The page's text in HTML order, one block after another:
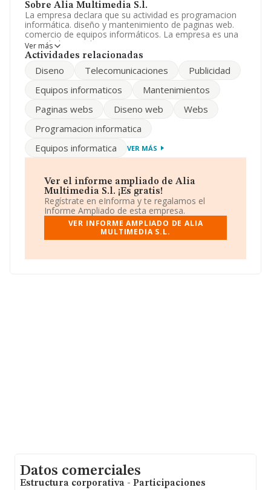
Sobre Alia Multimedia S.l.
La empresa declara que su actividad es programacion
informática. diseño y mantenimiento de paginas web.
comercio de equipos informáticos. La empresa es una
Sociedad Limitada. Tiene CNAE: 6220 - '%cnae%'. La
sociedad no tiene actividad en mercados exteriores.
Para llamar las oficinas se puede hacer a través del
tiene su domicilio social establecido en Calle Molinos
sobre 25.469 compañías, en el ámbito nacional la
facturación alcanza la cifra de 19.431 millones de euros
las compañías asciende a los 762 mil euros. En relación
con la información de la provincia de Granada, en la
base de datos de INFORMA aparecen 247 empresas,
cuyas ventas han alcanzado los 171 millones de euros.
Finalmente, para completar los datos de sector los
empleados de media son 7. La media de antigüedad
desde la constitución es de 14 años.
Ver más
Actividades relacionadas
Diseno Telecomunicaciones
Publicidad
Equipos informaticos
Mantenimientos
Paginas webs
Diseno web
Webs
Programacion informatica
Equipos informatica
VER MÁS
Ver el informe ampliado de Alia
Multimedia S.l. ¡Es gratis!
Regístrate en eInforma y te regalamos el
Informe Ampliado de esta empresa.
VER INFORME AMPLIADO DE ALIA
MULTIMEDIA S.L.
Datos comerciales
Estructura corporativa - Participaciones